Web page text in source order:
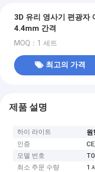
3D 유리 영사기 편광
4.4mm 간격
MOQ：1 세트
최고의 가격
제품 설명
하이 라이트 원
인증
모델 번호
최소 주문 수량
1